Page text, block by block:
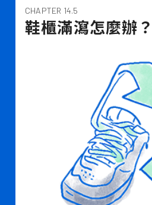
CHAPTER 14.5
鞋櫃滿瀉怎麼辦？